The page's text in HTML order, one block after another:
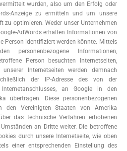
wurden, also um den Erfolg oder
Anzeige zu ermitteln und um unsere
zu optimieren. Weder unser Unternehmen
AdWords erhalten Informationen von
Person identifiziert werden könnte. Mittels
personenbezogene Informationen,
Person besuchten Internetseiten,
Internetseiten werden demnach
der IP-Adresse des von der
an Google in den
übertragen. Diese personenbezogenen
den Vereinigten Staaten von Amerika
das technische Verfahren erhobenen
an Dritte weiter. Die betroffene
durch unsere Internetseite, wie oben
einer entsprechenden Einstellung des